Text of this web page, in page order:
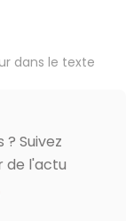
dans le texte
Suivez
de l'actu